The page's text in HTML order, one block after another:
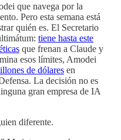
que navega por la
Pero esta semana está
quién es. El Secretario
tiene hasta este
que frenan a Claude y
esos límites, Amodei
de dólares en
La decisión no es
gran empresa de IA
diferente.